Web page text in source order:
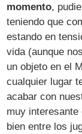
momento,
teniendo que
estando en
vida (aunque
un objeto en el
cualquier lugar
acabar con
muy
bien entre los